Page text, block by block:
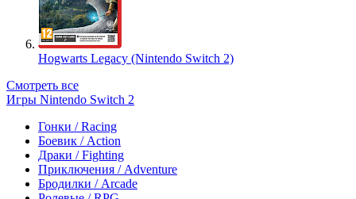
Hogwarts Legacy (Nintendo Switch 2)
Смотреть все
Игры Nintendo Switch 2
Гонки / Racing
Боевик / Action
Драки / Fighting
Приключения / Adventure
Бродилки / Arcade